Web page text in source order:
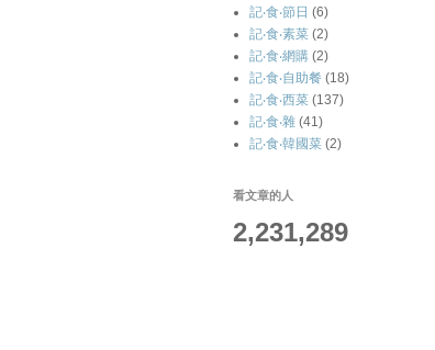
記‧食‧節日 (6)
記‧食‧素菜 (2)
記‧食‧網購 (2)
記‧食‧自助餐 (18)
記‧食‧西菜 (137)
記‧食‧雜 (41)
記‧食‧韓國菜 (2)
看文章的人
2,231,289